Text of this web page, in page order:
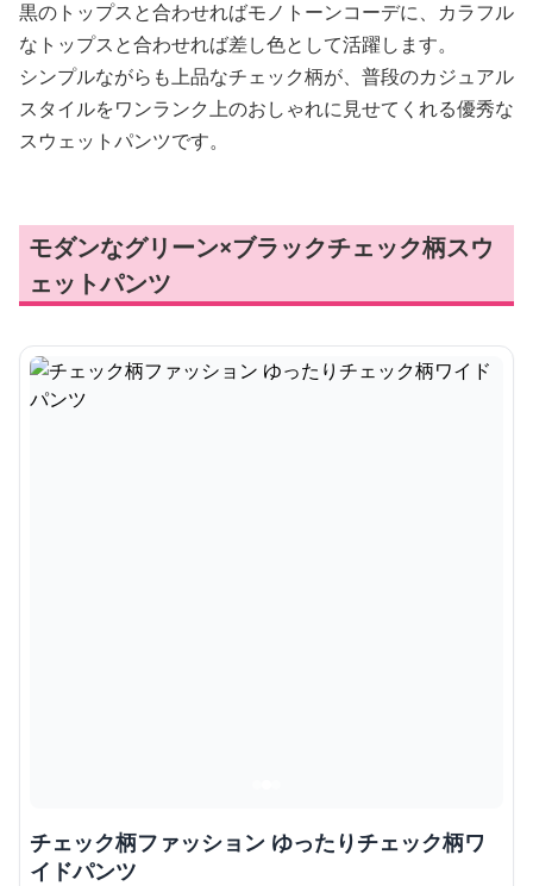
黒のトップスと合わせればモノトーンコーデに、カラフル
なトップスと合わせれば差し色として活躍します。
シンプルながらも上品なチェック柄が、普段のカジュアル
スタイルをワンランク上のおしゃれに見せてくれる優秀な
スウェットパンツです。
モダンなグリーン×ブラックチェック柄スウ
ェットパンツ
チェック柄ファッション ゆったりチェック柄ワ
イドパンツ